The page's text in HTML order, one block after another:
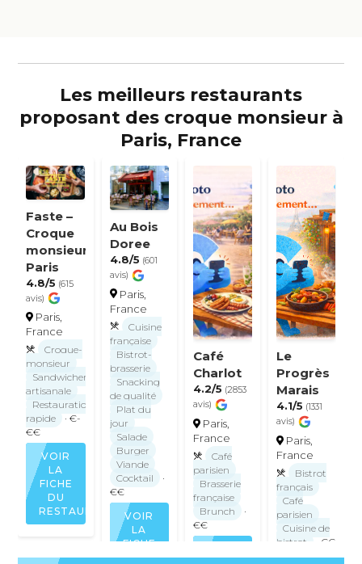
Les meilleurs restaurants
proposant des croque monsieur à
Paris, France
Faste –
Croque
monsieur
Paris
4.8/5 (615
avis)
Paris,
France
Croque-
monsieur
Sandwicherie
artisanale
Restauration
rapide
· €-
€€
VOIR
LA
FICHE
DU
RESTAURANT
Au Bois
Doree
4.8/5 (601
avis)
Paris,
France
Cuisine
française
Bistrot-
brasserie
Snacking
de qualité
Plat du
jour
Salade
Burger
Viande
Cocktail
·
€€
VOIR
LA
FICHE
DU
Café
Charlot
4.2/5 (2853
avis)
Paris,
France
Café
parisien
Brasserie
française
Brunch
·
€€
Le
Progrès
Marais
4.1/5 (1331
avis)
Paris,
France
Bistrot
français
Café
parisien
Cuisine de
bistrot
· €€